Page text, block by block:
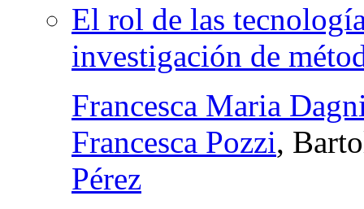
El rol de las
investigación de
Francesca Maria
Francesca Pozzi,
Pérez